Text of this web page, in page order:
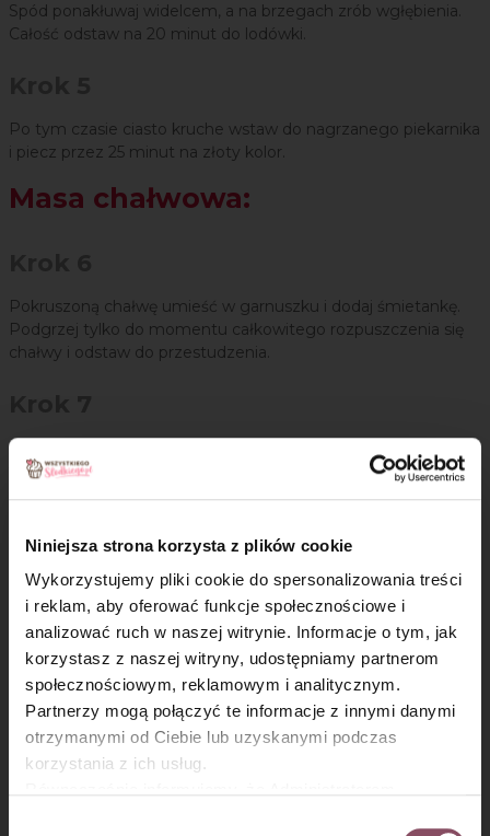
Niniejsza strona korzysta z plików cookie
Wykorzystujemy pliki cookie do spersonalizowania treści
i reklam, aby oferować funkcje społecznościowe i
analizować ruch w naszej witrynie. Informacje o tym, jak
korzystasz z naszej witryny, udostępniamy partnerom
społecznościowym, reklamowym i analitycznym.
Partnerzy mogą połączyć te informacje z innymi danymi
otrzymanymi od Ciebie lub uzyskanymi podczas
korzystania z ich usług.
Spód ponakłuwaj widelcem, a na brzegach zrób wgłębienia.
Całość odstaw na 20 minut do lodówki.
Po tym czasie ciasto kruche wstaw do nagrzanego piekarnika
i piecz przez 25 minut na złoty kolor.
Masa chałwowa:
Pokruszoną chałwę umieść w garnuszku i dodaj śmietankę.
Podgrzej tylko do momentu całkowitego rozpuszczenia się
chałwy i odstaw do przestudzenia.
Następnie przełóż masę na wystudzony spód. Ciasto schłodź
w lodówce na czas przygotowania polewy.
Krok 8
Do rondelka przelej śmietankę i doprowadź ją do wrzenia.
Odstaw z palnika i dodaj posiekaną czekoladę. Po kilku
minutach wymieszaj wszystko rózgą do momentu
połączenia się składników.
Może się przydać
Ubijaczka (rózga kuchenna) w stylu retro
×